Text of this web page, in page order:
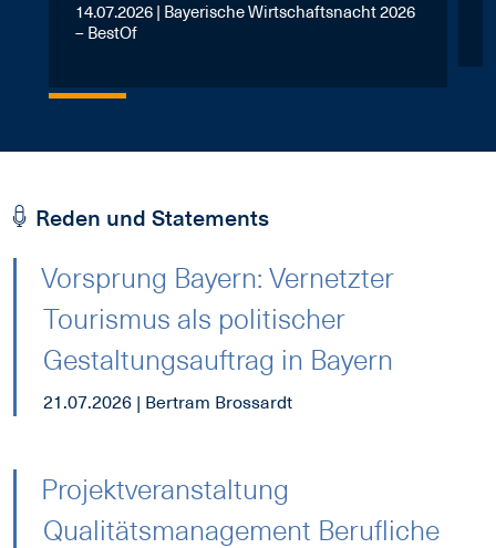
14.07.2026 | Bayerische Wirtschaftsnacht 2026
– BestOf
Reden und Statements
Vorsprung Bayern: Vernetzter
Tourismus als politischer
Gestaltungsauftrag in Bayern
21.07.2026 | Bertram Brossardt
Projektveranstaltung
Qualitätsmanagement Berufliche